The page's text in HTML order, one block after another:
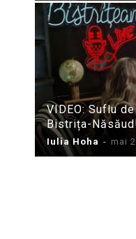
VIDEO: Suflu
Bistrița-
Iulia Hoha - mai